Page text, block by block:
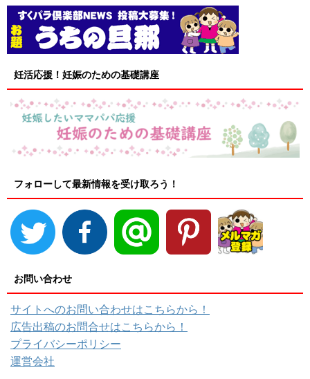
妊活応援！妊娠のための基礎講座
フォローして最新情報を受け取ろう！
お問い合わせ
サイトへのお問い合わせはこちらから！
広告出稿のお問合せはこちらから！
プライバシーポリシー
運営会社